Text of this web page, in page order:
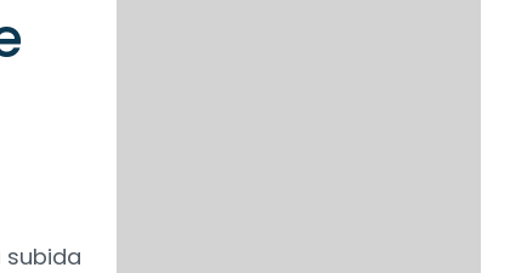
subida